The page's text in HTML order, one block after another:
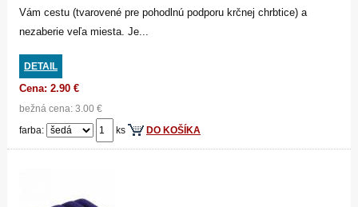
Vám cestu (tvarovené pre pohodlnú podporu krčnej chrbtice) a
nezaberie veľa miesta. Je...
DETAIL
Cena: 2.90 €
bežná cena: 3.00 €
farba:
ks DO KOŠÍKA